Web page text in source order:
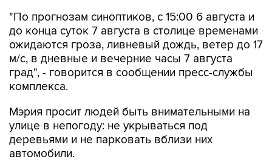
"По прогнозам синоптиков, с 15:00 6 августа и
до конца суток 7 августа в столице временами
ожидаются гроза, ливневый дождь, ветер до 17
м/с, в дневные и вечерние часы 7 августа
град", - говорится в сообщении пресс-службы
комплекса.
Мэрия просит людей быть внимательными на
улице в непогоду: не укрываться под
деревьями и не парковать вблизи них
автомобили.